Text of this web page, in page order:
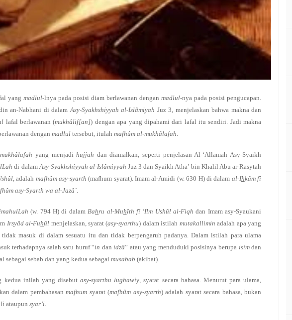
yang madlul-lnya pada posisi diam berlawanan dengan madlul-nya pada posisi pengucapan.
an-Nabhani di dalamAsy-Syakhshiyyah al-Islâmiyah Juz 3, menjelaskan bahwa makna dan
lafal berlawanan (mukhâlif[an]) dengan apa yang dipahami dari lafal itu sendiri. Jadi makna
dengan madlul tersebut, itulah mafhûm al-mukhâlafah.
yang menjadihujjah dan diamalkan, seperti penjelasan Al-‘Allamah Asy-Syaikh
di dalamAsy-Syakhshiyyah al-Islâmiyyah Juz 3 dan Syaikh Atha’ bin Khalil Abu ar-Rasytah
, adalah mafhûm asy-syarth(mafhum syarat). Imam al-Amidi (w. 630 H) di dalam al-Ihkâm fî
asy-Syarth wa al-Jazâ`.
(w. 794 H) di dalamBahru al-Muhîth fî ‘Ilm Ushûl al-Fiqhdan Imam asy-Syaukani
Irsyâd al-Fuhûl menjelaskan, syarat (asy-syarthu) dalam istilah mutakallimin adalah apa yang
tidak masuk di dalam sesuatu itu dan tidak berpengaruh padanya. Dalam istilah para ulama
terhadapnya salah satu huruf “in danidzâ” atau yang menduduki posisinya berupa isimdan
sebab dan yang kedua sebagai musabab (akibat).
kedua inilah yang disebutasy-syarthu lughawiy, syarat secara bahasa. Menurut para ulama,
dalam pembahasan mafhum syarat (mafhûm asy-syarth) adalah syarat secara bahasa, bukan
ataupun syar’i.